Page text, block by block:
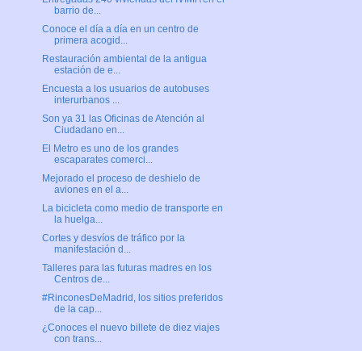
barrio de...
Conoce el día a día en un centro de
primera acogid...
Restauración ambiental de la antigua
estación de e...
Encuesta a los usuarios de autobuses
interurbanos ...
Son ya 31 las Oficinas de Atención al
Ciudadano en...
El Metro es uno de los grandes
escaparates comerci...
Mejorado el proceso de deshielo de
aviones en el a...
La bicicleta como medio de transporte en
la huelga...
Cortes y desvíos de tráfico por la
manifestación d...
Talleres para las futuras madres en los
Centros de...
#RinconesDeMadrid, los sitios preferidos
de la cap...
¿Conoces el nuevo billete de diez viajes
con trans...